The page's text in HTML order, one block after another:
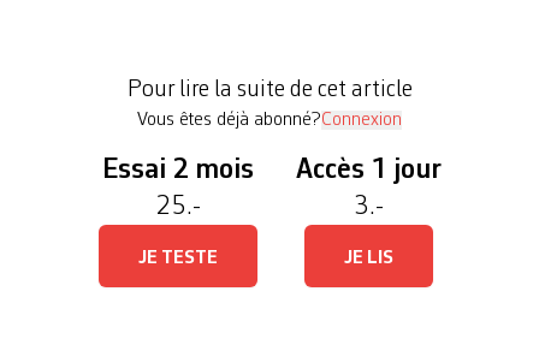
Pour lire la suite de cet article
Vous êtes déjà abonné?Connexion
Essai 2 mois
25.-
JE TESTE
Accès 1 jour
3.-
JE LIS